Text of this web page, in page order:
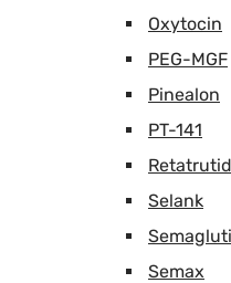
Oxytocin
PEG-MGF
Pinealon
PT-141
Retatrutid
Selank
Semax